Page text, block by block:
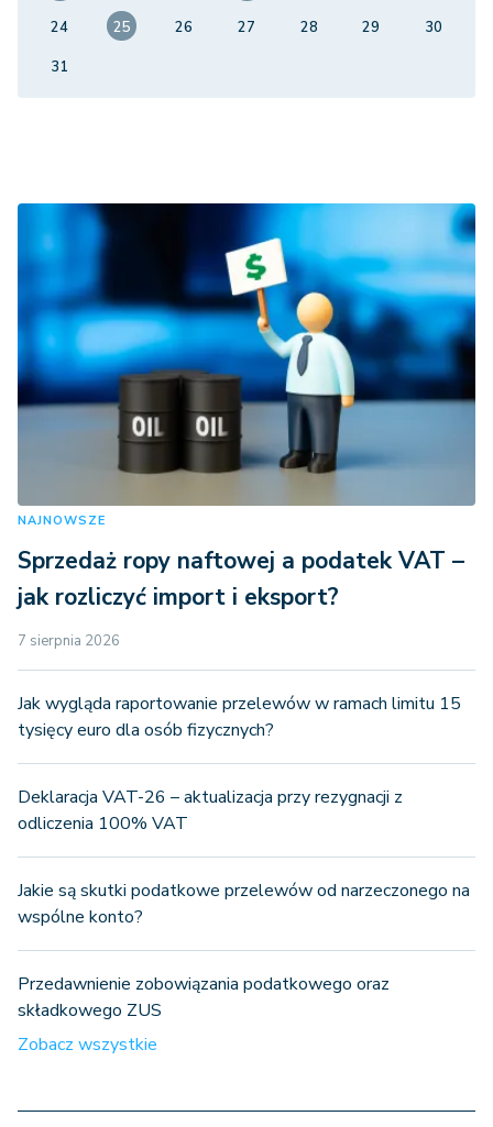
24
25 26 27 28 29
30
31
NAJNOWSZE
Sprzedaż ropy naftowej a podatek VAT –
jak rozliczyć import i eksport?
7 sierpnia 2026
Jak wygląda raportowanie przelewów w ramach limitu 15
tysięcy euro dla osób fizycznych?
Deklaracja VAT-26 – aktualizacja przy rezygnacji z
odliczenia 100% VAT
Jakie są skutki podatkowe przelewów od narzeczonego na
wspólne konto?
Przedawnienie zobowiązania podatkowego oraz
składkowego ZUS
Zobacz wszystkie